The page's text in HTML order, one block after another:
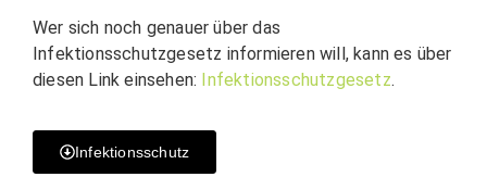
Wer sich noch genauer über das
Infektionsschutzgesetz informieren will, kann es über
diesen Link einsehen: Infektionsschutzgesetz.
Infektionsschutz